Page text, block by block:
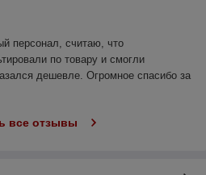
персонал, считаю, что
по товару и смогли
дешевле. Огромное спасибо за
все отзывы